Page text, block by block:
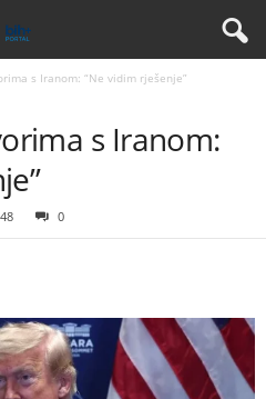
s Iranom: “Ne vidim rješenje”
s Iranom:
48 0